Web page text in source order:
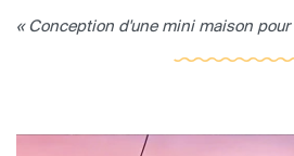
« Conception d'une mini maison